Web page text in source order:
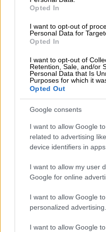
Opted In
I want to opt-out of
Personal Data for
Opted In
I want to opt-out of
Retention, Sale, and/or
Personal Data that Is
Purposes for which it
Opted Out
Google consents
I want to allow Google
related to advertising
device identifiers in apps.
I want to allow my user
Google for online
I want to allow Google
personalized advertising.
I want to allow Google
κρούσματα
Ελλάδα|26.12.2021 09:27
ποινή
στο Open ο
Κόσμος|26.12.2021
«Έφυγε» από τη
Τούτου -
ήρωας του αγώνα
Freedom Pass:
μπορούν να
ευρώ οι νέοι